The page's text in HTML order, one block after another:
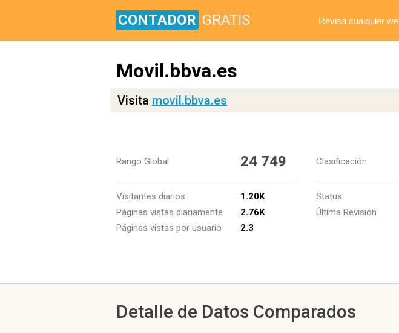
CONTADOR GRATIS
Movil.bbva.es
Visita movil.bbva.es
Rango Global 24 749
Visitantes diarios
1.20K
Páginas vistas diariamente
2.76K
Páginas vistas por usuario
2.3
Clasificación
Status
Última Revisión
Detalle de Datos Comparados